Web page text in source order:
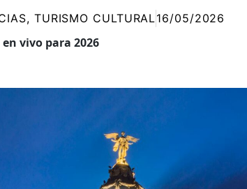
, TURISMO CULTURAL16/05/2026
vivo para 2026